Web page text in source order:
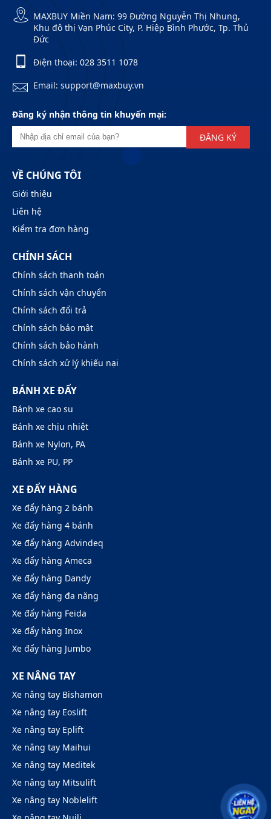
MAXBUY Miền Nam: 99 Đường Nguyễn Thị Nhung,
Khu đô thị Vạn Phúc City, P. Hiệp Bình Phước, Tp. Thủ
Đức
Điện thoại: 028 3511 1078
Email: support@maxbuy.vn
Đăng ký nhận thông tin khuyến mại:
ĐĂNG KÝ
VỀ CHÚNG TÔI
Giới thiệu
Liên hệ
Kiểm tra đơn hàng
CHÍNH SÁCH
Chính sách thanh toán
Chính sách vận chuyển
Chính sách đổi trả
Chính sách bảo mật
Chính sách bảo hành
Chính sách xử lý khiếu nại
BÁNH XE ĐẨY
Bánh xe cao su
Bánh xe chịu nhiệt
Bánh xe Nylon, PA
Bánh xe PU, PP
XE ĐẨY HÀNG
Xe đẩy hàng 2 bánh
Xe đẩy hàng 4 bánh
Xe đẩy hàng Advindeq
Xe đẩy hàng Ameca
Xe đẩy hàng Dandy
Xe đẩy hàng đa năng
Xe đẩy hàng Feida
Xe đẩy hàng Inox
Xe đẩy hàng Jumbo
XE NÂNG TAY
Xe nâng tay Bishamon
Xe nâng tay Eoslift
Xe nâng tay Eplift
Xe nâng tay Maihui
Xe nâng tay Meditek
Xe nâng tay Mitsulift
Xe nâng tay Noblelift